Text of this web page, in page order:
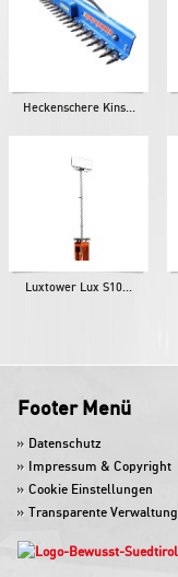
Heckenschere Kins...
Luxtower Lux S10...
Footer Menü
Datenschutz
Impressum & Copyright
Cookie Einstellungen
Transparente Verwaltung